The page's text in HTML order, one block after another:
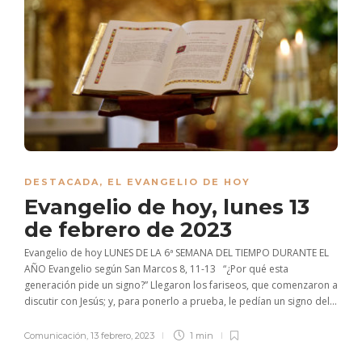
DESTACADA, EL EVANGELIO DE HOY
Evangelio de hoy, lunes 13
de febrero de 2023
Evangelio de hoy LUNES DE LA 6ª SEMANA DEL TIEMPO DURANTE EL
AÑO Evangelio según San Marcos 8, 11-13 “¿Por qué esta
generación pide un signo?” Llegaron los fariseos, que comenzaron a
discutir con Jesús; y, para ponerlo a prueba, le pedían un signo del...
Comunicación, 13 febrero, 2023 1 min